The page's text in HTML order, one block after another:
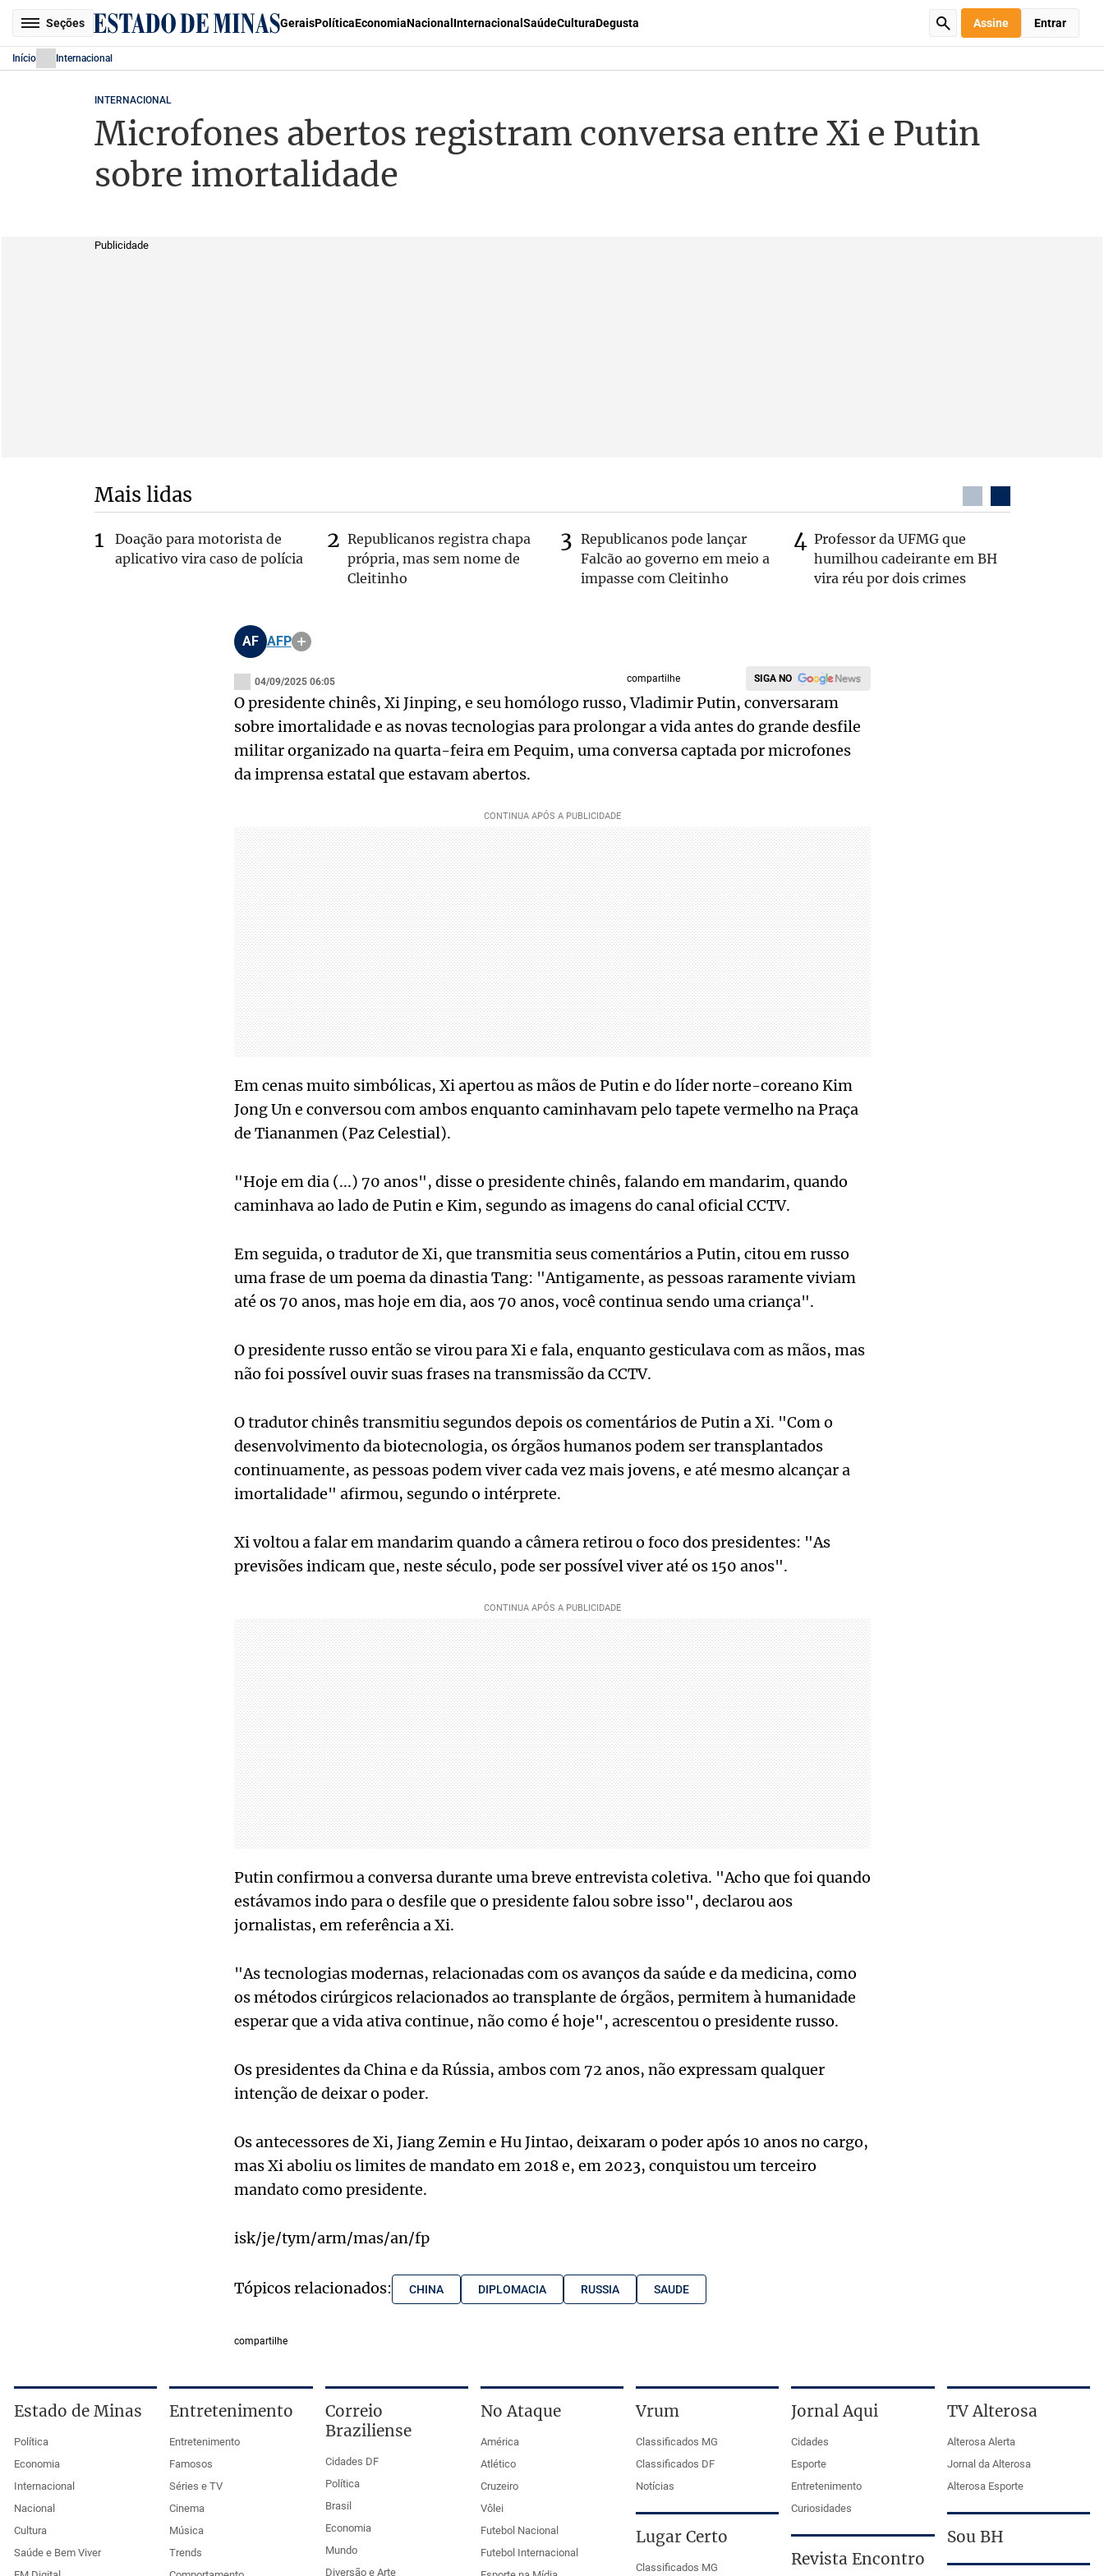
Seções GeraisPolíticaEconomiaNacional Internacional SaúdeCulturaDegusta Assine Entrar
Início Internacional
INTERNACIONAL
Microfones abertos registram conversa entre Xi e Putin
sobre imortalidade
Publicidade
Mais lidas
Doação para motorista de
aplicativo vira caso de polícia
Republicanos registra chapa
própria, mas sem nome de
Cleitinho
Republicanos pode lançar
Falcão ao governo em meio a
impasse com Cleitinho
Professor da UFMG que
humilhou cadeirante em BH
vira réu por dois crimes
AF AFP
04/09/2025 06:05 compartilhe SIGA NO
O presidente chinês, Xi Jinping, e seu homólogo russo, Vladimir Putin, conversaram
sobre imortalidade e as novas tecnologias para prolongar a vida antes do grande desfile
militar organizado na quarta-feira em Pequim, uma conversa captada por microfones
da imprensa estatal que estavam abertos.
Em cenas muito simbólicas, Xi apertou as mãos de Putin e do líder norte-coreano Kim
Jong Un e conversou com ambos enquanto caminhavam pelo tapete vermelho na Praça
de Tiananmen (Paz Celestial).
"Hoje em dia (...) 70 anos", disse o presidente chinês, falando em mandarim, quando
caminhava ao lado de Putin e Kim, segundo as imagens do canal oficial CCTV.
Em seguida, o tradutor de Xi, que transmitia seus comentários a Putin, citou em russo
uma frase de um poema da dinastia Tang: "Antigamente, as pessoas raramente viviam
até os 70 anos, mas hoje em dia, aos 70 anos, você continua sendo uma criança".
O presidente russo então se virou para Xi e fala, enquanto gesticulava com as mãos, mas
não foi possível ouvir suas frases na transmissão da CCTV.
O tradutor chinês transmitiu segundos depois os comentários de Putin a Xi. "Com o
desenvolvimento da biotecnologia, os órgãos humanos podem ser transplantados
continuamente, as pessoas podem viver cada vez mais jovens, e até mesmo alcançar a
imortalidade" afirmou, segundo o intérprete.
Xi voltou a falar em mandarim quando a câmera retirou o foco dos presidentes: "As
previsões indicam que, neste século, pode ser possível viver até os 150 anos".
Putin confirmou a conversa durante uma breve entrevista coletiva. "Acho que foi quando
estávamos indo para o desfile que o presidente falou sobre isso", declarou aos
jornalistas, em referência a Xi.
"As tecnologias modernas, relacionadas com os avanços da saúde e da medicina, como
os métodos cirúrgicos relacionados ao transplante de órgãos, permitem à humanidade
esperar que a vida ativa continue, não como é hoje", acrescentou o presidente russo.
Os presidentes da China e da Rússia, ambos com 72 anos, não expressam qualquer
intenção de deixar o poder.
Os antecessores de Xi, Jiang Zemin e Hu Jintao, deixaram o poder após 10 anos no cargo,
mas Xi aboliu os limites de mandato em 2018 e, em 2023, conquistou um terceiro
mandato como presidente.
isk/je/tym/arm/mas/an/fp
Tópicos relacionados: CHINA DIPLOMACIA RUSSIA SAUDE
compartilhe
Estado de Minas
Política
Economia
Internacional
Nacional
Cultura
Saúde e Bem Viver
Entretenimento
Entretenimento
Famosos
Séries e TV
Cinema
Música
Trends
Correio
Braziliense
Cidades DF
Política
Brasil
Economia
Mundo
Diversão e Arte
No Ataque
América
Atlético
Cruzeiro
Vôlei
Futebol Nacional
Futebol Internacional
Vrum
Classificados MG
Classificados DF
Notícias
Lugar Certo
Classificados MG
Jornal Aqui
Cidades
Esporte
Entretenimento
Curiosidades
Revista Encontro
TV Alterosa
Alterosa Alerta
Jornal da Alterosa
Alterosa Esporte
Sou BH